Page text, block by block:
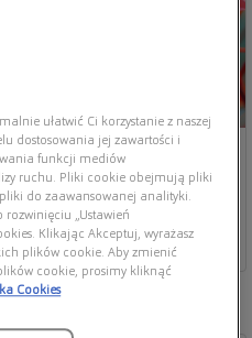
ułatwić Ci korzystanie z naszej
dostosowania jej zawartości i
funkcji mediów
ruchu. Pliki cookie obejmują pliki
do zaawansowanej analityki.
„Ustawień
Klikając Akceptuj, wyrażasz
plików cookie. Aby zmienić
cookie, prosimy kliknąć
Cookies